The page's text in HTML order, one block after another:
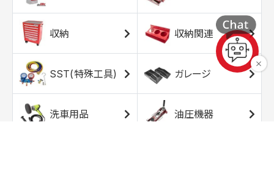
収納 収納関連
SST(特殊工具) ガレージ
洗車用品 油圧機器